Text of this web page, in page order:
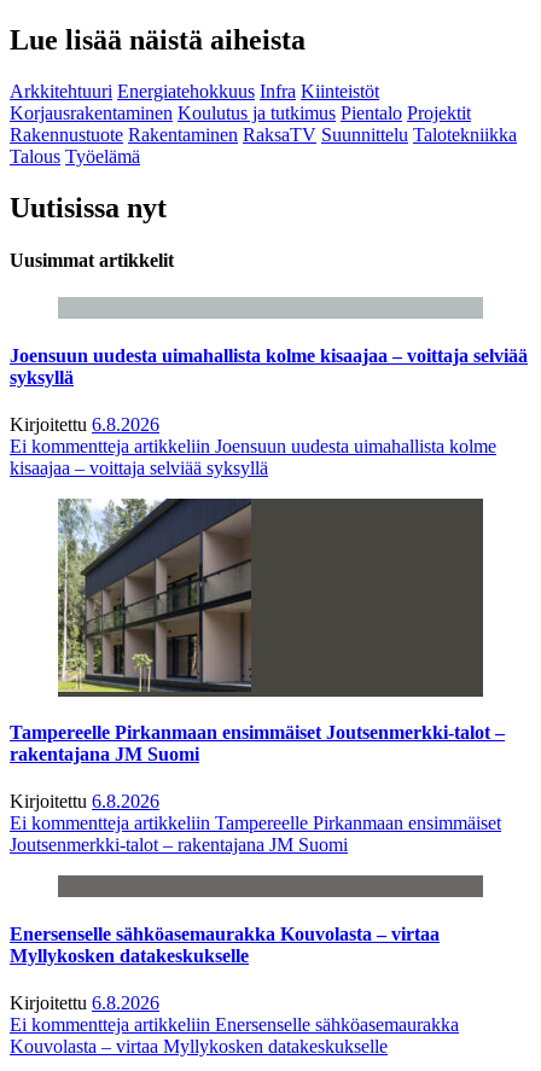
Lue lisää näistä aiheista
Arkkitehtuuri Energiatehokkuus Infra Kiinteistöt
Korjausrakentaminen Koulutus ja tutkimus Pientalo Projektit
Rakennustuote Rakentaminen RaksaTV Suunnittelu Talotekniikka
Talous Työelämä
Uutisissa nyt
Uusimmat artikkelit
Joensuun uudesta uimahallista kolme kisaajaa – voittaja selviää
syksyllä
Kirjoitettu 6.8.2026
Ei kommentteja artikkeliin Joensuun uudesta uimahallista kolme
kisaajaa – voittaja selviää syksyllä
Tampereelle Pirkanmaan ensimmäiset Joutsenmerkki-talot –
rakentajana JM Suomi
Kirjoitettu 6.8.2026
Ei kommentteja artikkeliin Tampereelle Pirkanmaan ensimmäiset
Joutsenmerkki-talot – rakentajana JM Suomi
Enersenselle sähköasemaurakka Kouvolasta – virtaa
Myllykosken datakeskukselle
Kirjoitettu 6.8.2026
Ei kommentteja artikkeliin Enersenselle sähköasemaurakka
Kouvolasta – virtaa Myllykosken datakeskukselle